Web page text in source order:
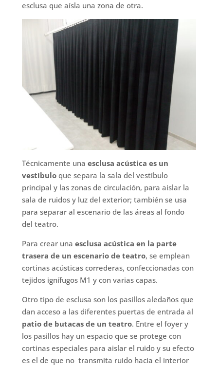
esclusa que aísla una zona de otra.
Técnicamente una esclusa acústica es un
vestíbuloque separa la sala del vestíbulo
principal y las zonas de circulación, para aislar la
sala de ruidos y luz del exterior; también se usa
para separar al escenario de las áreas al fondo
del teatro.
Para crear una esclusa acústica en la parte
trasera de un escenario de teatro, se emplean
cortinas acústicas correderas, confeccionadas con
tejidos ignífugos M1 y con varias capas.
Otro tipo de esclusa son los pasillos aledaños que
dan acceso a las diferentes puertas de entrada al
patio de butacas de un teatro. Entre el foyer y
los pasillos hay un espacio que se protege con
cortinas especiales para aislar el ruido y su efecto
es el de que no transmita ruido hacia el interior